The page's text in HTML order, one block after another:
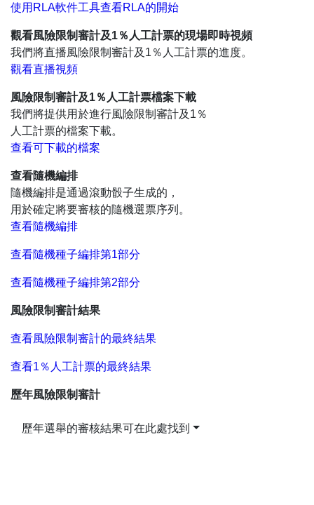
使用RLA軟件工具查看RLA的開始
觀看風險限制審計及1％人工計票的現場即時視頻
我們將直播風險限制審計及1％人工計票的進度。
觀看直播視頻
風險限制審計及1％人工計票檔案下載
我們將提供用於進行風險限制審計及1％
人工計票的檔案下載。
查看可下載的檔案
查看隨機編排
隨機編排是通過滾動骰子生成的，
用於確定將要審核的隨機選票序列。
查看隨機編排
查看隨機種子編排第1部分
查看隨機種子編排第2部分
風險限制審計結果
查看風險限制審計的最終結果
查看1％人工計票的最終結果
歷年風險限制審計
歷年選舉的審核結果可在此處找到